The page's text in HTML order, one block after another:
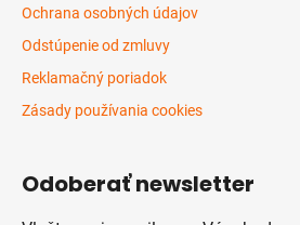
Ochrana osobných údajov
Odstúpenie od zmluvy
Reklamačný poriadok
Zásady používania cookies
Odoberať newsletter